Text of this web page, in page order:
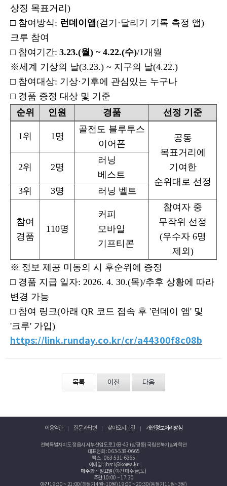
상징 목표거리)
□ 참여방식: 런데이앱 (걷기 · 달리기 기록 측정 앱)
크루 참여
□ 참여기간: 3.23.(월) ~ 4.22.(수)/1개월
※세계 기상의 날(3.23.) ~ 지구의 날(4.22.)
□ 참여대상: 기상·기후에 관심있는 누구나
□ 경품 증정 대상 및 기준
순위
인원 경품 선정 기준
1 위 1 명
골전도 블루투스
이어폰
공동
목표거리에
기여한
순위대로 선정
2위 2명
러닝
베스트
3위 3명 러닝 벨트
참여
경품
110명
커피
모바일
기프티콘
참여자 중
무작위 선정
(우수자 6명
제외)
※ 정보 제공 미동의 시 후순위에 증정
□ 경품 지급 일자: 2026. 4. 30.(목)/추후 상황에 따라
변경 가능
□ 참여 링크(아래 QR 코드 접속 후 '런데이 앱' 및
'크루' 가입)
https://link.runday.co.kr/cr/a44300f8c08b
목록 이전 다음
이용약관 질문과 답변 찾아오시는 길 개인정보처리방침
전북특별자치도 정읍시 서부산업도로 168-43 (상평동) 국립전북기상과학관
대표전화 : 063-538-0665
팩스 : 063-531-6365
이메일 : jbsci@korea.kr
매주 화 ~ 일요일 (야간 매주 금,토)
주간10:00 ~ 17:30
야간19:30 ~ 21:00(하절기 4월~10월) 19:00 ~ 20:30(동절기 11월~3월)